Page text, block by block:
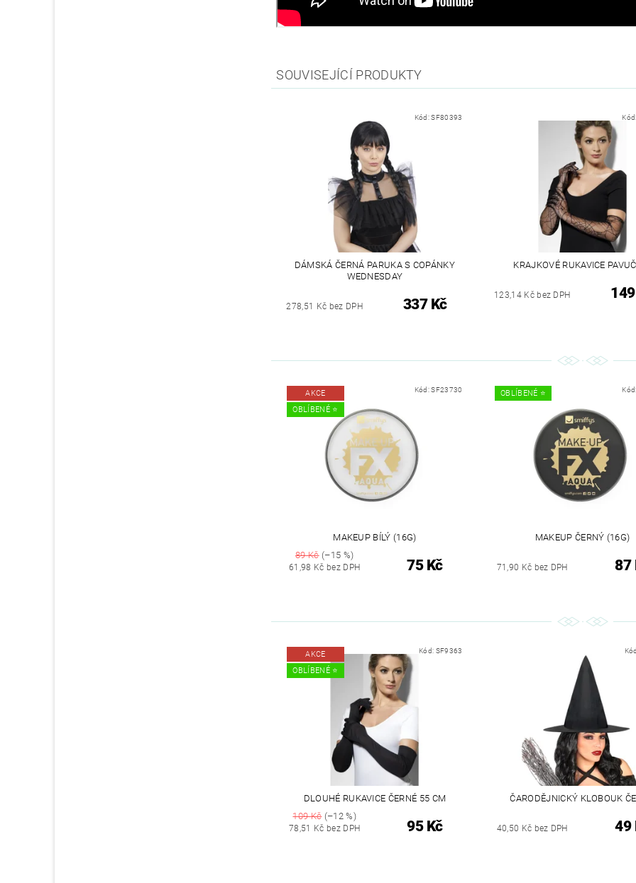
SOUVISEJÍCÍ PRODUKTY
Kód:SF80393
DÁMSKÁ ČERNÁ PARUKA S COPÁNKY
WEDNESDAY
278,51 Kč bez DPH 337 Kč
Kód:
KRAJKOVÉ RUKAVICE
123,14 Kč bez DPH
AKCE
OBLÍBENÉ ⭐️
Kód:SF23730
MAKEUP BÍLÝ (16G)
89 Kč(–15 %)
61,98 Kč bez DPH 75 Kč
OBLÍBENÉ ⭐️ Kód:
MAKEUP ČERNÝ (16G)
71,90 Kč bez DPH 87
AKCE
OBLÍBENÉ ⭐️
Kód: SF9363
DLOUHÉ RUKAVICE ČERNÉ 55 CM
109 Kč(–12 %)
78,51 Kč bez DPH 95 Kč
ČARODĚJNICKÝ KLOBOUK
40,50 Kč bez DPH 49